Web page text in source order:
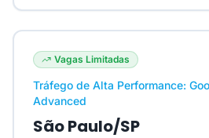
Vagas Limitadas
Tráfego de Alta Performance:
Advanced
São Paulo/SP